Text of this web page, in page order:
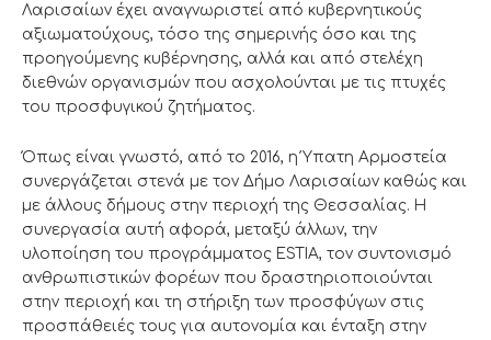
Λαρισαίων έχει αναγνωριστεί από κυβερνητικούς
αξιωματούχους, τόσο της σημερινής όσο και της
προηγούμενης κυβέρνησης, αλλά και από στελέχη
διεθνών οργανισμών που ασχολούνται με τις πτυχές
του προσφυγικού ζητήματος.
Όπως είναι γνωστό, από το 2016, η Ύπατη Αρμοστεία
συνεργάζεται στενά με τον Δήμο Λαρισαίων καθώς και
με άλλους δήμους στην περιοχή της Θεσσαλίας. Η
συνεργασία αυτή αφορά, μεταξύ άλλων, την
υλοποίηση του προγράμματος ESTIA, τον συντονισμό
ανθρωπιστικών φορέων που δραστηριοποιούνται
στην περιοχή και τη στήριξη των προσφύγων στις
προσπάθειές τους για αυτονομία και ένταξη στην